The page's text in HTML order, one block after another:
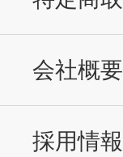
会社概要
採用情報